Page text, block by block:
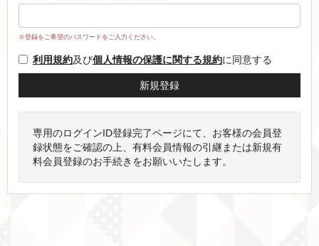
※登録をご希望のパスワードをご入力ください。
利用規約及び個人情報の保護に関する規約に同意する
専用のログインID登録完了ページにて、お客様の会員登
録状態をご確認の上、有料会員情報の引継または新規有
料会員登録のお手続きをお願いいたします。